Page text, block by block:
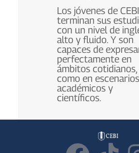
Los jóvenes de CEBI,
terminan sus
con un nivel de
alto y fluido. Y son
capaces de
perfectamente en
ámbitos cotidianos,
como en escenarios
académicos y
científicos.